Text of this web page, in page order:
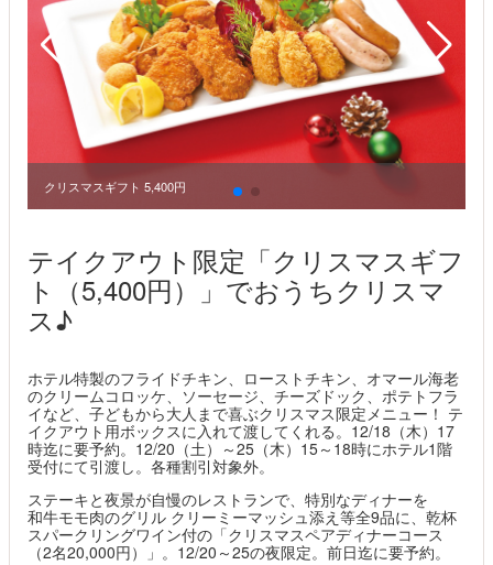
クリスマスギフト 5,400円
テイクアウト限定「クリスマスギフ
ト（5,400円）」でおうちクリスマ
ス♪
ホテル特製のフライドチキン、ローストチキン、オマール海老
のクリームコロッケ、ソーセージ、チーズドック、ポテトフラ
イなど、子どもから大人まで喜ぶクリスマス限定メニュー！ テ
イクアウト用ボックスに入れて渡してくれる。12/18（木）17
時迄に要予約。12/20（土）～25（木）15～18時にホテル1階
受付にて引渡し。各種割引対象外。
ステーキと夜景が自慢のレストランで、特別なディナーを
和牛モモ肉のグリル クリーミーマッシュ添え等全9品に、乾杯
スパークリングワイン付の「クリスマスペアディナーコース
（2名20,000円）」。12/20～25の夜限定。前日迄に要予約。